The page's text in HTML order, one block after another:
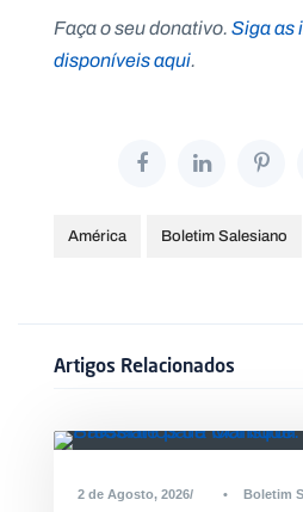
Faça o seu donativo.Siga as
disponíveis aqui.
América Boletim Salesiano
Artigos Relacionados
2 de Agosto, 2026 • Boletim